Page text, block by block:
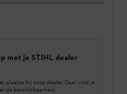
met je STIHL dealer
plaatse bij onze dealer. Daar vind je
de beschikbaarheid.